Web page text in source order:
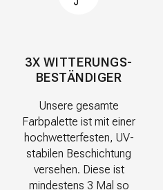
3X WITTERUNGS-
BESTÄNDIGER
Unsere gesamte
Farbpalette ist mit einer
hochwetterfesten, UV-
stabilen Beschichtung
versehen. Diese ist
mindestens 3 Mal so